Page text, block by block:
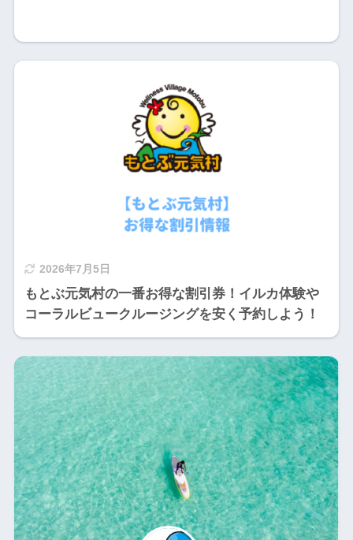
2026年7月5日
もとぶ元気村の一番お得な割引券！イルカ体験や
コーラルビュークルージングを安く予約しよう！